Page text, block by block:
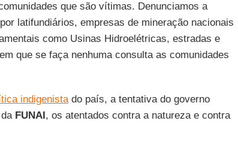
que são vítimas. Denunciamos a
latifundiários, empresas de mineração nacionais
como Usinas Hidroelétricas, estradas e
que se faça nenhuma consulta as comunidades
indigenistado país, a tentativa do governo
FUNAI, os atentados contra a natureza e contra